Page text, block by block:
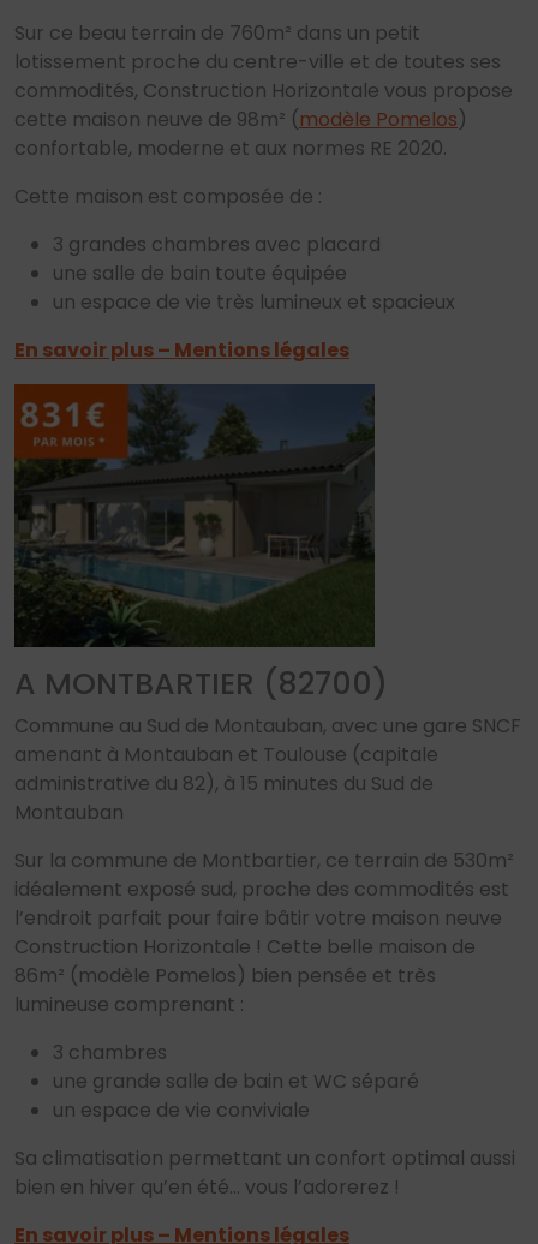
Sur ce beau terrain de 760m² dans un petit
lotissement proche du centre-ville et de toutes ses
commodités, Construction Horizontale vous propose
cette maison neuve de 98m² (modèle Pomelos)
confortable, moderne et aux normes RE 2020.
Cette maison est composée de :
3 grandes chambres avec placard
une salle de bain toute équipée
un espace de vie très lumineux et spacieux
En savoir plus – Mentions légales
A MONTBARTIER (82700)
Commune au Sud de Montauban, avec une gare SNCF
amenant à Montauban et Toulouse (capitale
administrative du 82), à 15 minutes du Sud de
Montauban
Sur la commune de Montbartier, ce terrain de 530m²
idéalement exposé sud, proche des commodités est
l’endroit parfait pour faire bâtir votre maison neuve
Construction Horizontale ! Cette belle maison de
86m² (modèle Pomelos) bien pensée et très
lumineuse comprenant :
3 chambres
une grande salle de bain et WC séparé
un espace de vie conviviale
Sa climatisation permettant un confort optimal aussi
bien en hiver qu’en été… vous l’adorerez !
En savoir plus – Mentions légales